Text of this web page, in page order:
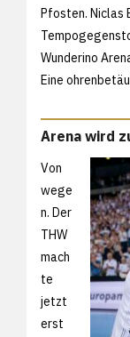
Pfosten. Niclas
Wunderino
Eine
Arena wird
Von
wege
n. Der
THW
mach
te
jetzt
erst